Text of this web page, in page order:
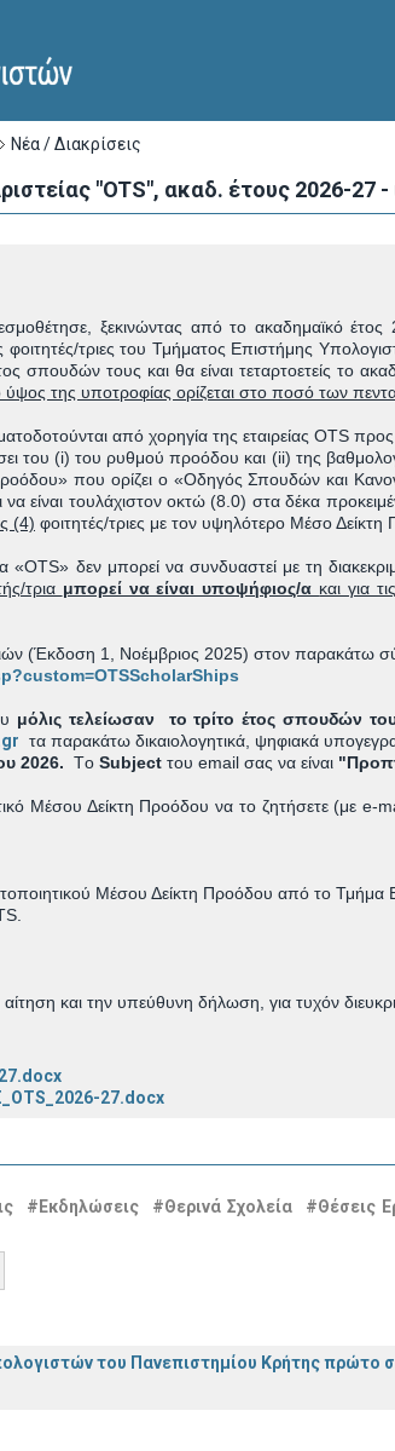
Νέα / Διακρίσεις
"OTS", ακαδ. έτους 2026-
ξεκινώντας από το ακαδημαϊκό
τριες του Τμήματος Επιστήμης
σπουδών τους και θα είναι τεταρτοετείς το
ύψος της υποτροφίας ορίζεται στο ποσό των
από χορηγία της εταιρείας OTS
του (i) του ρυθμού προόδου και (ii) της
που ορίζει ο «Οδηγός Σπουδών και
είναι τουλάχιστον οκτώ (8.0) στα δέκα
(4) φοιτητές/τριες με τον υψηλότερο Μέσο Δείκτη
«OTS» δεν μπορεί να συνδυαστεί με τη
τρια μπορεί να είναι υποψήφιος/α και για
(Έκδοση 1, Νοέμβριος 2025) στον παρακάτω
μόλις τελείωσαν το τρίτο έτος σπουδών
τα παρακάτω δικαιολογητικά, ψηφιακά
2026. Tο Subject του email σας να είναι
Μέσου Δείκτη Προόδου να το ζητήσετε (με e-
Μέσου Δείκτη Προόδου από το Τμήμα
και την υπεύθυνη δήλωση, για τυχόν
27.docx
#Εκδηλώσεις #Θερινά Σχολεία #Θέσεις
του Πανεπιστημίου Κρήτης πρώτο